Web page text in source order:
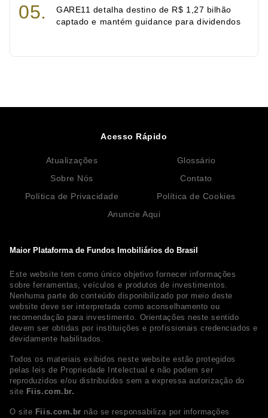
GARE11 detalha destino de R$ 1,27 bilhão
captado e mantém guidance para dividendos
Maior Plataforma de Fundos Imobiliários do Brasil
Este website tem como único objetivo fornecer informações
sobre ferramentas, veículos e produtos de investimentos.
Nenhuma parte do conteúdo disponibilizado por meio deste
website deve ser interpretada como aconselhamento ou
recomendação para investimento. Orientações neste sentido
devem ser obtidas por instituições e profissionais credenciados e
devidamente habilitados.
Todos os materiais exibidos neste website estão protegidos
pelas leis de Propriedade Intelectual e não podem ser
reproduzidos e/ou distribuídos sem a expressa autorização do
site Fiis.com.br.
O site Fiis.com.br não se responsabiliza por informações
Acesso Rápido
Atualizações
Glossário
Sobre Nós
Contato
Política de Privacidade
Política de Cookies
Anuncie Aqui